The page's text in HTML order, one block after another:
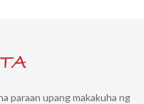
paraan upang makakuha ng